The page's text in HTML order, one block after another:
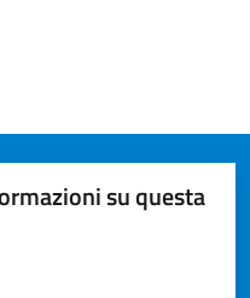
su questa